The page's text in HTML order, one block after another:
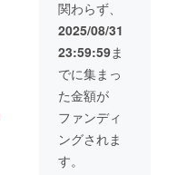
る分だ
け解凍
して当
日中に
お召し
上がり
くださ
い。 ※
価格は
税込・
送料込
ルや注
意書き
をご確
認くだ
さ
い。」
※冷凍
クール
便にて
お届け
材料及
び添加
物等の
食品表
示はお
届け商
品のラ
ベルに
表記さ
れま
じゅう
各種：
福こし
あん・
ん：大
豆 大福
白あ
製わら
び餅で
まん
じゅ
う、大
福の各
３パ
ターン
より組
さつま
芋≪紅
まさり
≫で作
る鬼ま
んじゅ
う、≪
国産餡
≫にこ
だわっ
関わらず、
2025/08/31
23:59:59ま
でに集まっ
た金額が
ファンディ
ングされま
す。